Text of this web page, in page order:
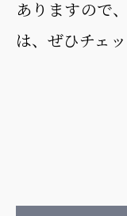
ありますので
は、ぜひチェ